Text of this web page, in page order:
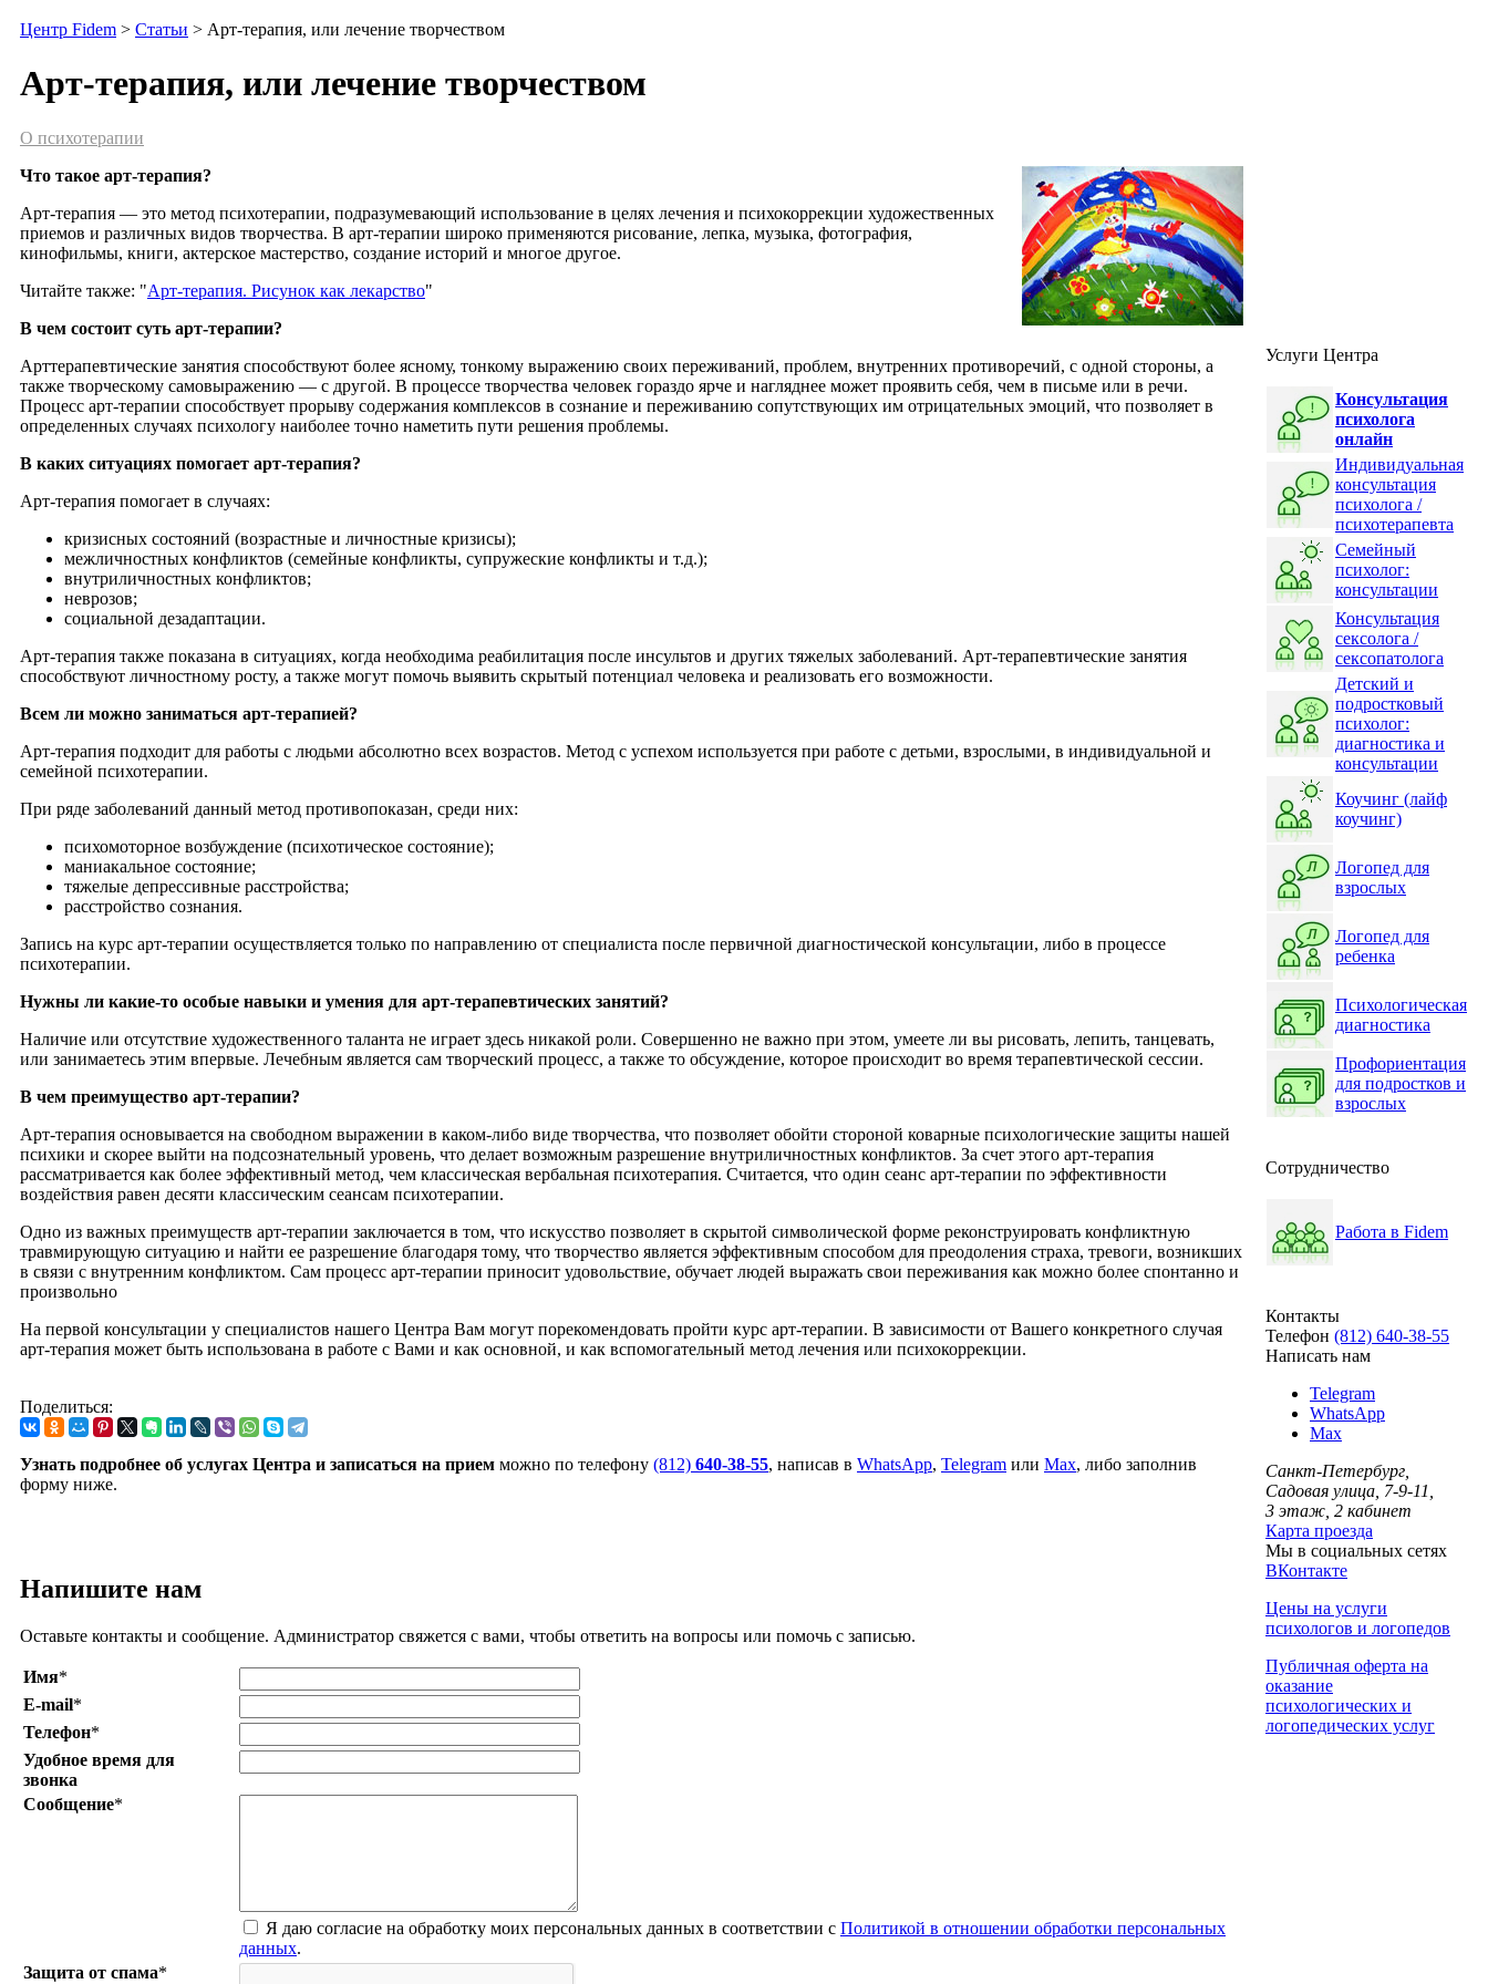
Центр Fidem > Статьи > Арт-терапия, или лечение творчеством
Арт-терапия, или лечение творчеством
О психотерапии
Что такое арт-терапия?
Арт-терапия — это метод психотерапии, подразумевающий использование в целях лечения и психокоррекции художественных
приемов и различных видов творчества. В арт-терапии широко применяются рисование, лепка, музыка, фотография,
кинофильмы, книги, актерское мастерство, создание историй и многое другое.
Читайте также: "Арт-терапия. Рисунок как лекарство"
В чем состоит суть арт-терапии?
Арттерапевтические занятия способствуют более ясному, тонкому выражению своих переживаний, проблем, внутренних противоречий, с одной стороны, а
также творческому самовыражению — с другой. В процессе творчества человек гораздо ярче и нагляднее может проявить себя, чем в письме или в речи.
Процесс арт-терапии способствует прорыву содержания комплексов в сознание и переживанию сопутствующих им отрицательных эмоций, что позволяет в
определенных случаях психологу наиболее точно наметить пути решения проблемы.
В каких ситуациях помогает арт-терапия?
Арт-терапия помогает в случаях:
кризисных состояний (возрастные и личностные кризисы);
межличностных конфликтов (семейные конфликты, супружеские конфликты и т.д.);
внутриличностных конфликтов;
неврозов;
социальной дезадаптации.
Арт-терапия также показана в ситуациях, когда необходима реабилитация после инсультов и других тяжелых заболеваний. Арт-терапевтические занятия
способствуют личностному росту, а также могут помочь выявить скрытый потенциал человека и реализовать его возможности.
Всем ли можно заниматься арт-терапией?
Арт-терапия подходит для работы с людьми абсолютно всех возрастов. Метод с успехом используется при работе с детьми, взрослыми, в индивидуальной и
семейной психотерапии.
При ряде заболеваний данный метод противопоказан, среди них:
психомоторное возбуждение (психотическое состояние);
маниакальное состояние;
тяжелые депрессивные расстройства;
расстройство сознания.
Запись на курс арт-терапии осуществляется только по направлению от специалиста после первичной диагностической консультации, либо в процессе
психотерапии.
Нужны ли какие-то особые навыки и умения для арт-терапевтических занятий?
Наличие или отсутствие художественного таланта не играет здесь никакой роли. Совершенно не важно при этом, умеете ли вы рисовать, лепить, танцевать,
или занимаетесь этим впервые. Лечебным является сам творческий процесс, а также то обсуждение, которое происходит во время терапевтической сессии.
В чем преимущество арт-терапии?
Арт-терапия основывается на свободном выражении в каком-либо виде творчества, что позволяет обойти стороной коварные психологические защиты нашей
психики и скорее выйти на подсознательный уровень, что делает возможным разрешение внутриличностных конфликтов. За счет этого арт-терапия
рассматривается как более эффективный метод, чем классическая вербальная психотерапия. Считается, что один сеанс арт-терапии по эффективности
воздействия равен десяти классическим сеансам психотерапии.
Одно из важных преимуществ арт-терапии заключается в том, что искусство позволяет в скрытой символической форме реконструировать конфликтную
травмирующую ситуацию и найти ее разрешение благодаря тому, что творчество является эффективным способом для преодоления страха, тревоги, возникших
в связи с внутренним конфликтом. Сам процесс арт-терапии приносит удовольствие, обучает людей выражать свои переживания как можно более спонтанно и
произвольно
На первой консультации у специалистов нашего Центра Вам могут порекомендовать пройти курс арт-терапии. В зависимости от Вашего конкретного случая
арт-терапия может быть использована в работе с Вами и как основной, и как вспомогательный метод лечения или психокоррекции.
Поделиться:
Узнать подробнее об услугах Центра и записаться на прием можно по телефону (812) 640-38-55, написав в WhatsApp, Telegram или Max, либо заполнив
форму ниже.
Напишите нам
Оставьте контакты и сообщение. Администратор свяжется с вами, чтобы ответить на вопросы или помочь с записью.
Имя*
E-mail*
Телефон*
Удобное время для
звонка
Сообщение*
Я даю согласие на обработку моих персональных данных в соответствии с Политикой в отношении обработки персональных
данных.
Защита от спама*
Услуги Центра
Консультация
психолога
онлайн
Индивидуальная
консультация
психолога /
психотерапевта
Семейный
психолог:
консультации
Консультация
сексолога /
сексопатолога
Детский и
подростковый
психолог:
диагностика и
консультации
Коучинг (лайф
коучинг)
Логопед для
взрослых
Логопед для
ребенка
Психологическая
диагностика
Профориентация
для подростков и
взрослых
Сотрудничество
Работа в Fidem
Контакты
Телефон (812) 640-38-55
Написать нам
Telegram
WhatsApp
Max
Санкт-Петербург,
Садовая улица, 7-9-11,
3 этаж, 2 кабинет
Карта проезда
Мы в социальных сетях
ВКонтакте
Цены на услуги
психологов и логопедов
Публичная оферта на
оказание
психологических и
логопедических услуг